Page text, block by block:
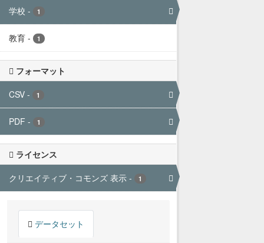
学校 - 1
教育 - 1
フォーマット
CSV - 1
PDF - 1
ライセンス
クリエイティブ・コモンズ 表示 - 1
データセット